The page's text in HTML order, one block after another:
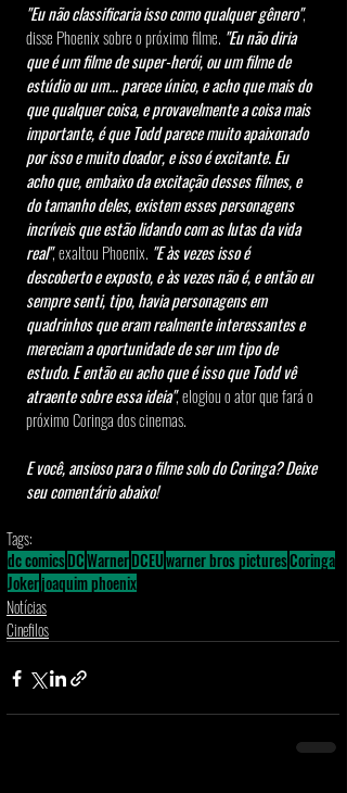
"Eu não classificaria isso como qualquer gênero",
disse Phoenix sobre o próximo filme. "Eu não diria
que é um filme de super-herói, ou um filme de
estúdio ou um... parece único, e acho que mais do
que qualquer coisa, e provavelmente a coisa mais
importante, é que Todd parece muito apaixonado
por isso e muito doador, e isso é excitante. Eu
acho que, embaixo da excitação desses filmes, e
do tamanho deles, existem esses personagens
incríveis que estão lidando com as lutas da vida
real", exaltou Phoenix. "E às vezes isso é
descoberto e exposto, e às vezes não é, e então eu
sempre senti, tipo, havia personagens em
quadrinhos que eram realmente interessantes e
mereciam a oportunidade de ser um tipo de
estudo. E então eu acho que é isso que Todd vê
atraente sobre essa ideia", elogiou o ator que fará o
próximo Coringa dos cinemas.
E você, ansioso para o filme solo do Coringa? Deixe
seu comentário abaixo!
Tags:
dc comicsDCWarnerDCEUwarner bros picturesCoringa
Jokerjoaquim phoenix
Notícias
Cinefilos